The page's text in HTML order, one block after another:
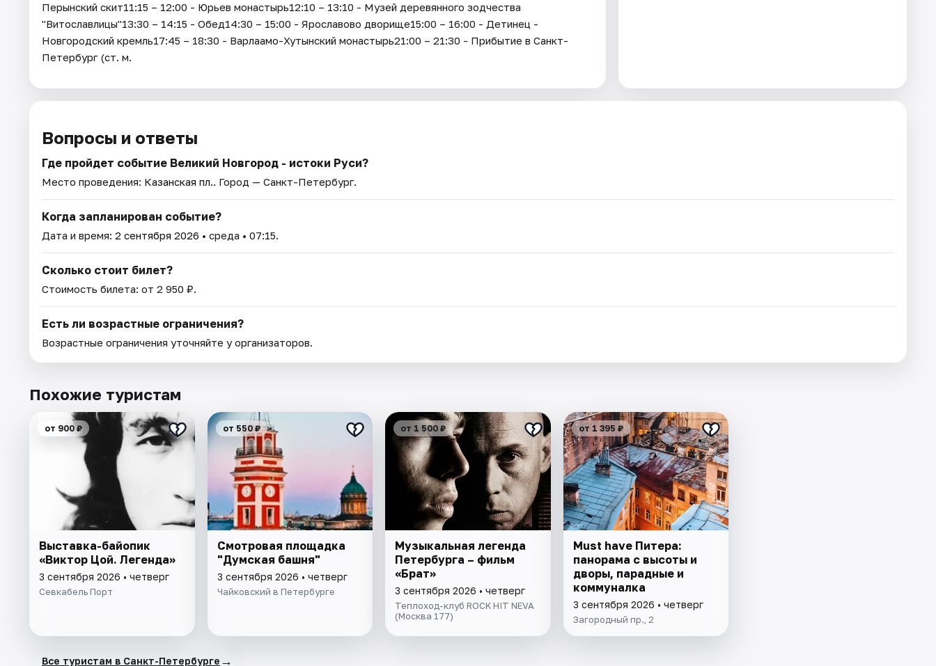
Перынский скит11:15 – 12:00 - Юрьев монастырь12:10 – 13:10 - Музей деревянного зодчества
"Витославлицы"13:30 – 14:15 - Обед14:30 – 15:00 - Ярославово дворище15:00 – 16:00 - Детинец -
Новгородский кремль17:45 – 18:30 - Варлаамо-Хутынский монастырь21:00 – 21:30 - Прибытие в Санкт-
Петербург (ст. м.
Вопросы и ответы
Где пройдет событие Великий Новгород - истоки Руси?
Место проведения: Казанская пл.. Город — Санкт-Петербург.
Когда запланирован событие?
Дата и время: 2 сентября 2026 • среда • 07:15.
Сколько стоит билет?
Стоимость билета: от 2 950 ₽.
Есть ли возрастные ограничения?
Возрастные ограничения уточняйте у организаторов.
Похожие туристам
от 900 ₽
Выставка-байопик
«Виктор Цой. Легенда»
3 сентября 2026 • четверг
Севкабель Порт
от 550 ₽
Смотровая площадка
"Думская башня"
3 сентября 2026 • четверг
Чайковский в Петербурге
от 1 500 ₽
Музыкальная легенда
Петербурга – фильм
«Брат»
3 сентября 2026 • четверг
Теплоход-клуб ROCK HIT NEVA
(Москва 177)
от 1 395 ₽
Must have Питера:
панорама с высоты и
дворы, парадные и
коммуналка
3 сентября 2026 • четверг
Загородный пр., 2
Все туристам в Санкт-Петербурге →